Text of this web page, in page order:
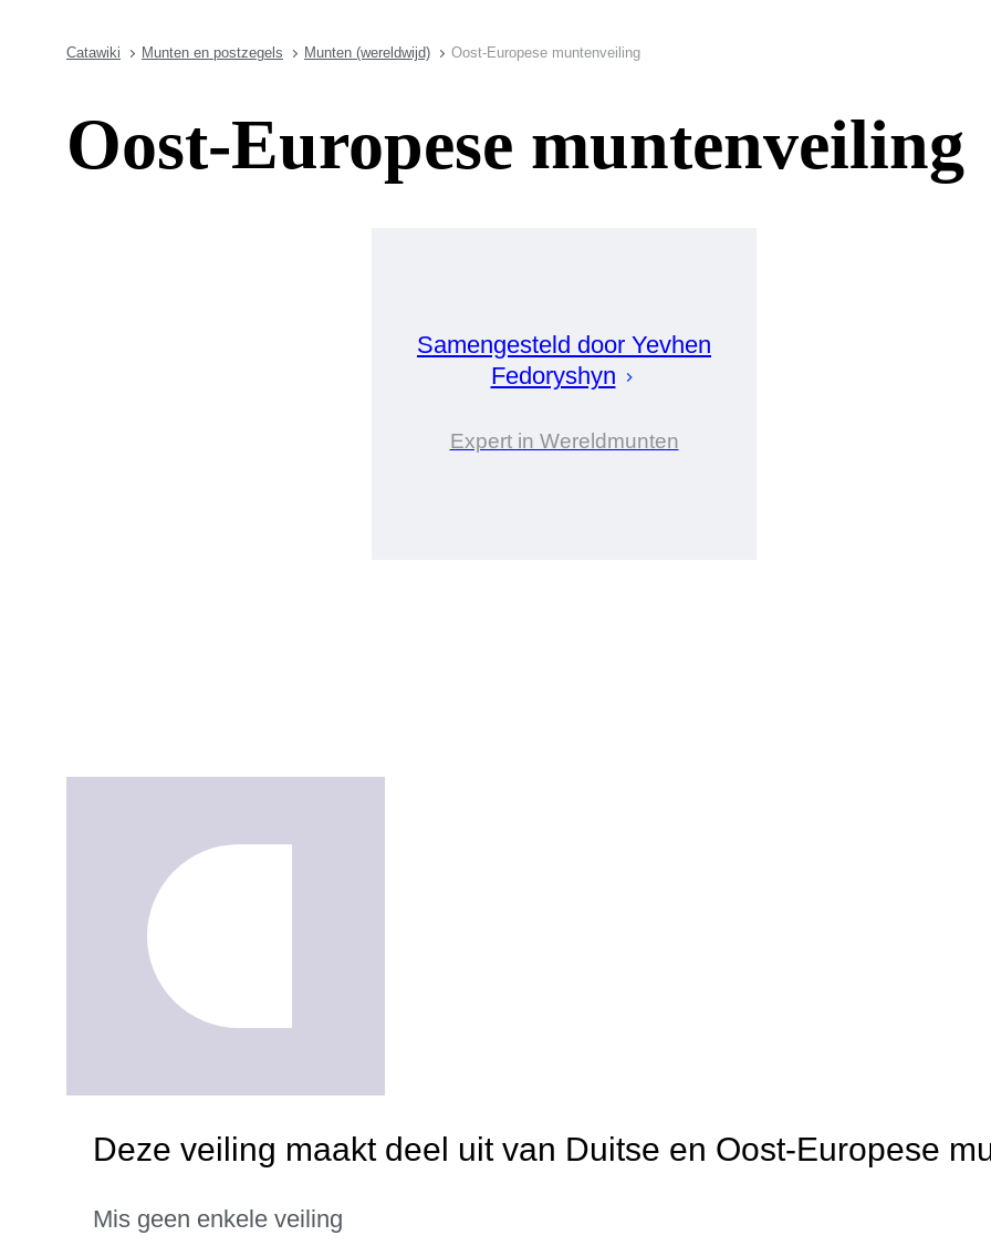
Catawiki Munten en postzegels Munten (wereldwijd) Oost-Europese muntenveiling
Oost-Europese muntenveiling
Samengesteld door Yevhen
Fedoryshyn
Expert in Wereldmunten
Deze veiling maakt deel uit van Duitse en Oost-Europese
Mis geen enkele veiling